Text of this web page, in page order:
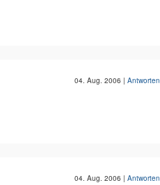
04. Aug. 2006 | Antworten
04. Aug. 2006 | Antworten